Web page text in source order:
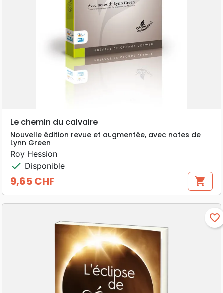
Le chemin du calvaire
Nouvelle édition revue et augmentée, avec notes de
Lynn Green
Roy Hession
check Disponible
Prix
9,65 CHF shopping_cart
favorite_border